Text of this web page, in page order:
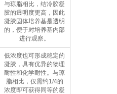
与琼脂相比，结冷胶凝
胶的透明度更高，因此
凝胶固体培养基是透明
的，便于对培养基内部
进行观察。
低浓度也可形成稳定的
凝胶，具有优异的物理
耐性和化学耐性。与琼
脂相比，仅需约1/4的
浓度即可获得同等的凝